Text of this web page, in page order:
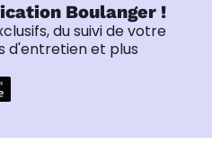
Boulanger !
du suivi de votre
d'entretien et plus